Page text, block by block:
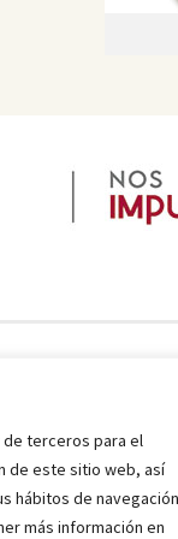
terceros para el
de este sitio web, así
hábitos de
más información en